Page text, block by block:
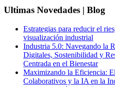
Ultimas Novedades | Blog
Estrategias para reducir el
visualización industrial
Industria 5.0: Navegando la
Digitales, Sostenibilidad y
Centrada en el Bienestar
Maximizando la Eficiencia:
Colaborativos y la IA en la